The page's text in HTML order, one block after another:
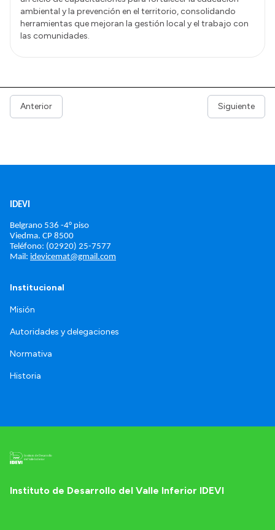
ambiental y la prevención en el territorio, consolidando
herramientas que mejoran la gestión local y el trabajo con
las comunidades.
Anterior Siguiente
IDEVI
Belgrano 536 -4° piso
Viedma. CP 8500
Teléfono: (02920) 25-7577
Mail: idevicemat@gmail.com
Institucional
Misión
Autoridades y delegaciones
Normativa
Historia
Instituto de Desarrollo del Valle Inferior IDEVI